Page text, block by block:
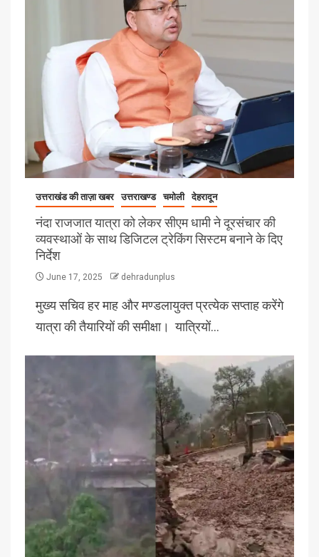
उत्तराखंड की ताज़ा खबर उत्तराखण्ड चमोली देहरादून
नंदा राजजात यात्रा को लेकर सीएम धामी ने दूरसंचार की
व्यवस्थाओं के साथ डिजिटल ट्रेकिंग सिस्टम बनाने के दिए
निर्देश
June 17, 2025 dehradunplus
मुख्य सचिव हर माह और मण्डलायुक्त प्रत्येक सप्ताह करेंगे
यात्रा की तैयारियों की समीक्षा। यात्रियों…